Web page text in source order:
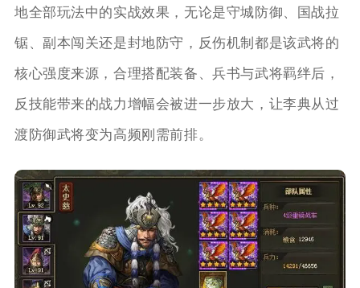
地全部玩法中的实战效果，无论是守城防御、国战拉
锯、副本闯关还是封地防守，反伤机制都是该武将的
核心强度来源，合理搭配装备、兵书与武将羁绊后，
反技能带来的战力增幅会被进一步放大，让李典从过
渡防御武将变为高频刚需前排。